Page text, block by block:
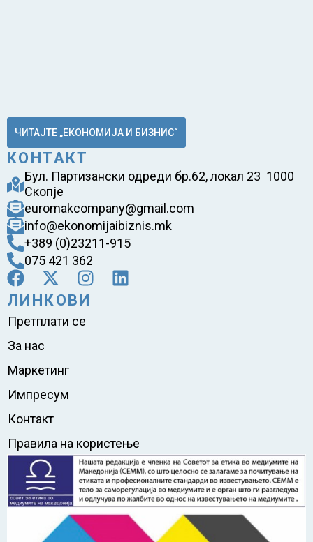
ЧИТАЈТЕ „ЕКОНОМИЈА И БИЗНИС“
КОНТАКТ
Бул. Партизански одреди бр.62, локал 23 1000
Скопје
euromakcompany@gmail.com
info@ekonomijaibiznis.mk
+389 (0)23211-915
075 421 362
ЛИНКОВИ
Претплати се
За нас
Маркетинг
Импресум
Контакт
Правила на користење